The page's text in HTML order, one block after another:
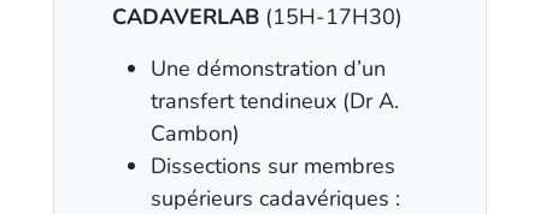
CADAVERLAB (15H-17H30)
Une démonstration d’un
transfert tendineux (Dr A.
Cambon)
Dissections sur membres
supérieurs cadavériques :